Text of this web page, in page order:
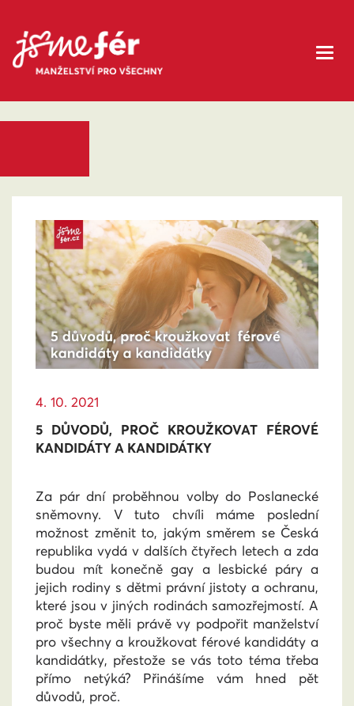
4. 10. 2021
5 DŮVODŮ, PROČ KROUŽKOVAT FÉROVÉ
KANDIDÁTY A KANDIDÁTKY
Za pár dní proběhnou volby do Poslanecké
sněmovny. V tuto chvíli máme poslední
možnost změnit to, jakým směrem se Česká
republika vydá v dalších čtyřech letech a zda
budou mít konečně gay a lesbické páry a
jejich rodiny s dětmi právní jistoty a ochranu,
které jsou v jiných rodinách samozřejmostí. A
proč byste měli právě vy podpořit manželství
pro všechny a kroužkovat férové kandidáty a
kandidátky, přestože se vás toto téma třeba
přímo netýká? Přinášíme vám hned pět
důvodů, proč.